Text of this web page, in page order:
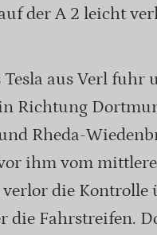
der A 2 leicht
aus Verl fuhr
Richtung
Rheda-
ihm vom
die Kontrolle
die Fahrstreifen.